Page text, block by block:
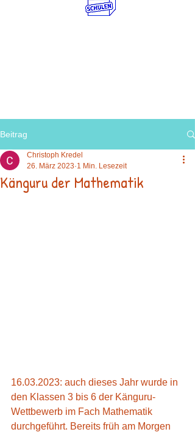
Beitrag
Känguru der Mathematik
Christoph Kredel
26. März 2023 1 Min. Lesezeit
16.03.2023: auch dieses Jahr wurde in
den Klassen 3 bis 6 der Känguru-
Wettbewerb im Fach Mathematik
durchgeführt. Bereits früh am Morgen